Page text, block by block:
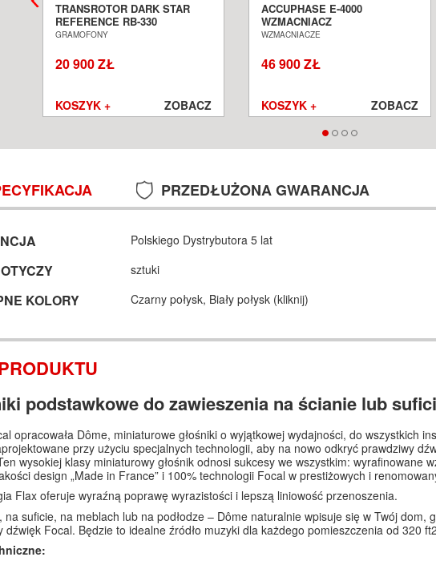
TRANSROTOR DARK STAR
REFERENCE RB-330
GRAMOFON ANALOGOWY
GRAMOFONY
20 900 ZŁ
KOSZYK + ZOBACZ
ACCUPHASE E-4000
WZMACNIACZ
ZINTEGROWANY SALON
WZMACNIACZE
46 900 ZŁ
KOSZYK + ZOBACZ
PRZEDŁUŻONA GWARANCJA
Polskiego Dystrybutora 5 lat
sztuki
KOLORY Czarny połysk, Biały połysk (kliknij)
podstawkowe do zawieszenia na ścianie lub
opracowała Dôme, miniaturowe głośniki o wyjątkowej wydajności, do wszystkich
przy użyciu specjalnych technologii, aby na nowo odkryć prawdziwy
wysokiej klasy miniaturowy głośnik odnosi sukcesy we wszystkim: wyrafinowane
design „Made in France” i 100% technologii Focal w prestiżowych i
Flax oferuje wyraźną poprawę wyrazistości i lepszą liniowość przenoszenia.
na suficie, na meblach lub na podłodze – Dôme naturalnie wpisuje się w Twój dom,
dźwięk Focal. Będzie to idealne źródło muzyki dla każdego pomieszczenia od 320